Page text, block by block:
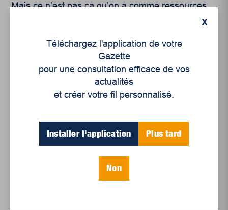
Mais ce n’est pas ça qu’on a comme ressources
producteur de pétrole, on se perçoit comme un
producteur d’hydroélectricité. »
En somme, l’engagement de Geneviève Tardy va
bien au-delà de la simple préservation, en
environnementale du Québec.
X
Téléchargez l'application de votre
Gazette
pour une consultation efficace de vos
actualités
et créer votre fil personnalisé.
Installer l'application Plus tard
Non